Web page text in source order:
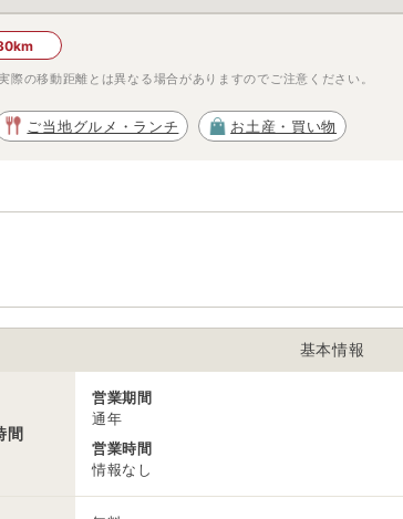
際の移動距離とは異なる場合がありますのでご注意ください。
ご当地グルメ・ランチ お土産・買い物
基本情報
間
営業期間
通年
営業時間
情報なし